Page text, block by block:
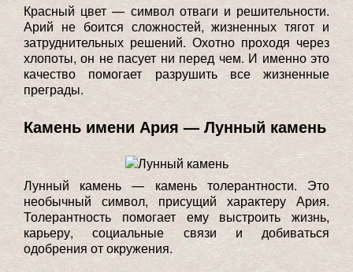
Красный цвет — символ отваги и решительности.
Арий не боится сложностей, жизненных тягот и
затруднительных решений. Охотно проходя через
хлопоты, он не пасует ни перед чем. И именно это
качество помогает разрушить все жизненные
преграды.
Камень имени Ария — Лунный камень
Лунный камень — камень толерантности. Это
необычный символ, присущий характеру Ария.
Толерантность помогает ему выстроить жизнь,
карьеру, социальные связи и добиваться
одобрения от окружения.